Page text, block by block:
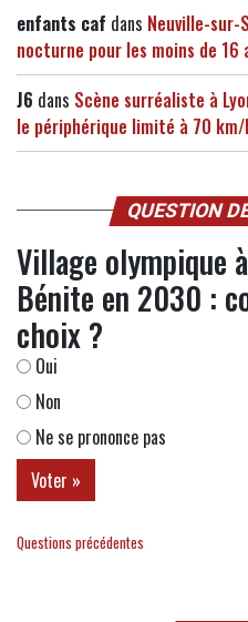
enfants caf dans Neuville-sur-
nocturne pour les moins de 16
J6 dans Scène surréaliste à
le périphérique limité à 70 km/
QUESTION
Village olympique
Bénite en 2030 :
choix ?
Oui
Non
Ne se prononce pas
Questions précédentes